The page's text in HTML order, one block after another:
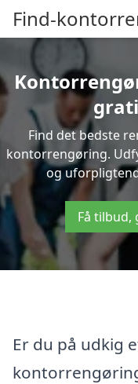
Find-
Find det bedste
kontorrengøring.
og
Få
Er du på udkig